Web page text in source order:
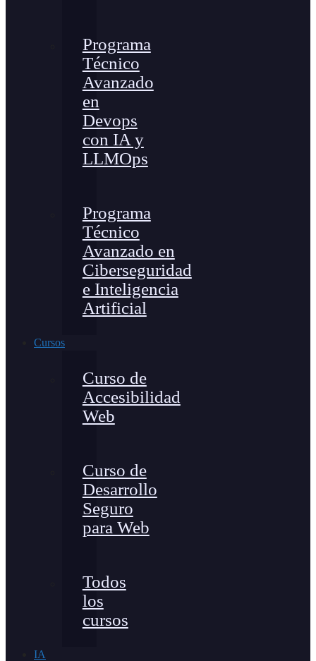
Programa
Técnico
Avanzado
en
Devops
con IA y
LLMOps
Programa
Técnico
Avanzado en
Ciberseguridad
e Inteligencia
Artificial
Cursos
Curso de
Accesibilidad
Web
Curso de
Desarrollo
Seguro
para Web
Todos
los
cursos
IA